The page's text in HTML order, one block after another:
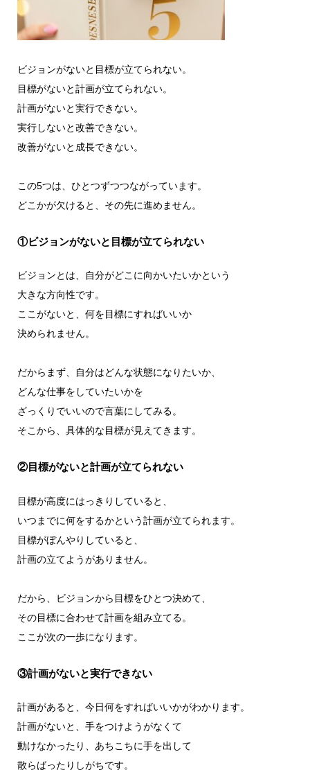
ビジョンがないと目標が立てられない。
目標がないと計画が立てられない。
計画がないと実行できない。
実行しないと改善できない。
改善がないと成長できない。
この5つは、ひとつずつつながっています。
どこかが欠けると、その先に進めません。
①ビジョンがないと目標が立てられない
ビジョンとは、自分がどこに向かいたいかという
大きな方向性です。
ここがないと、何を目標にすればいいか
決められません。
だからまず、自分はどんな状態になりたいか、
どんな仕事をしていたいかを
ざっくりでいいので言葉にしてみる。
そこから、具体的な目標が見えてきます。
②目標がないと計画が立てられない
目標が高度にはっきりしていると、
いつまでに何をするかという計画が立てられます。
目標がぼんやりしていると、
計画の立てようがありません。
だから、ビジョンから目標をひとつ決めて、
その目標に合わせて計画を組み立てる。
ここが次の一歩になります。
③計画がないと実行できない
計画があると、今日何をすればいいかがわかります。
計画がないと、手をつけようがなくて
動けなかったり、あちこちに手を出して
散らばったりしがちです。